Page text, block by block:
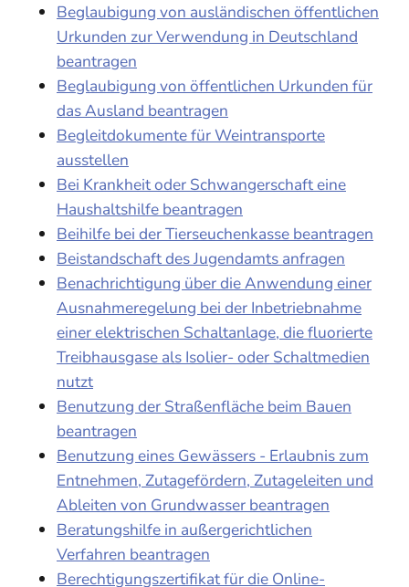
Beglaubigung von ausländischen öffentlichen
Urkunden zur Verwendung in Deutschland
beantragen
Beglaubigung von öffentlichen Urkunden für
das Ausland beantragen
Begleitdokumente für Weintransporte
ausstellen
Bei Krankheit oder Schwangerschaft eine
Haushaltshilfe beantragen
Beihilfe bei der Tierseuchenkasse beantragen
Beistandschaft des Jugendamts anfragen
Benachrichtigung über die Anwendung einer
Ausnahmeregelung bei der Inbetriebnahme
einer elektrischen Schaltanlage, die fluorierte
Treibhausgase als Isolier- oder Schaltmedien
nutzt
Benutzung der Straßenfläche beim Bauen
beantragen
Benutzung eines Gewässers - Erlaubnis zum
Entnehmen, Zutagefördern, Zutageleiten und
Ableiten von Grundwasser beantragen
Beratungshilfe in außergerichtlichen
Verfahren beantragen
Berechtigungszertifikat für die Online-